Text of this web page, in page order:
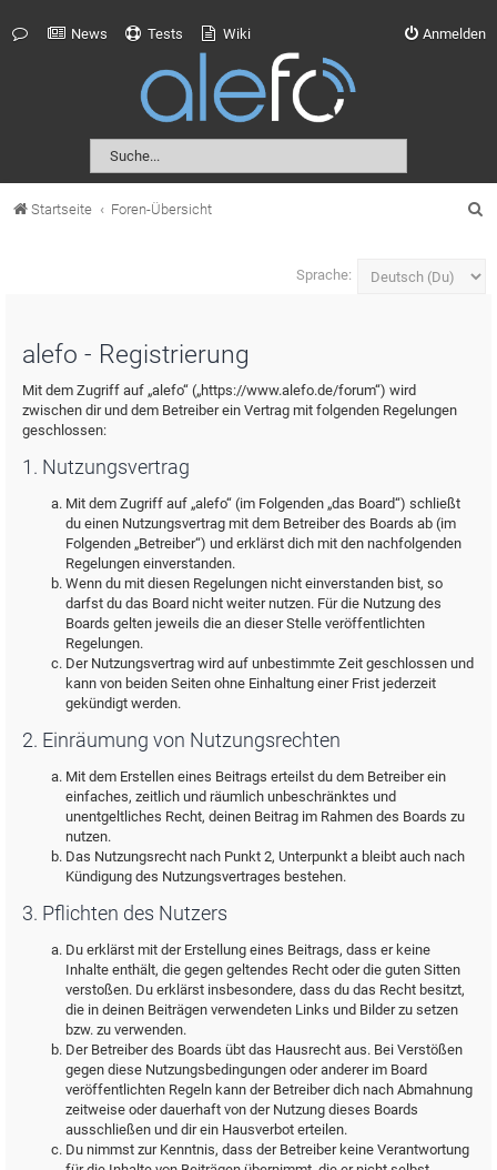
News Tests Wiki Anmelden
Startseite Foren-Übersicht
Sprache:
alefo - Registrierung
Mit dem Zugriff auf „alefo“ („https://www.alefo.de/forum“) wird
zwischen dir und dem Betreiber ein Vertrag mit folgenden Regelungen
geschlossen:
1. Nutzungsvertrag
Mit dem Zugriff auf „alefo“ (im Folgenden „das Board“) schließt
du einen Nutzungsvertrag mit dem Betreiber des Boards ab (im
Folgenden „Betreiber“) und erklärst dich mit den nachfolgenden
Regelungen einverstanden.
Wenn du mit diesen Regelungen nicht einverstanden bist, so
darfst du das Board nicht weiter nutzen. Für die Nutzung des
Boards gelten jeweils die an dieser Stelle veröffentlichten
Regelungen.
Der Nutzungsvertrag wird auf unbestimmte Zeit geschlossen und
kann von beiden Seiten ohne Einhaltung einer Frist jederzeit
gekündigt werden.
2. Einräumung von Nutzungsrechten
Mit dem Erstellen eines Beitrags erteilst du dem Betreiber ein
einfaches, zeitlich und räumlich unbeschränktes und
unentgeltliches Recht, deinen Beitrag im Rahmen des Boards zu
nutzen.
Das Nutzungsrecht nach Punkt 2, Unterpunkt a bleibt auch nach
Kündigung des Nutzungsvertrages bestehen.
3. Pflichten des Nutzers
Du erklärst mit der Erstellung eines Beitrags, dass er keine
Inhalte enthält, die gegen geltendes Recht oder die guten Sitten
verstoßen. Du erklärst insbesondere, dass du das Recht besitzt,
die in deinen Beiträgen verwendeten Links und Bilder zu setzen
bzw. zu verwenden.
Der Betreiber des Boards übt das Hausrecht aus. Bei Verstößen
gegen diese Nutzungsbedingungen oder anderer im Board
veröffentlichten Regeln kann der Betreiber dich nach Abmahnung
zeitweise oder dauerhaft von der Nutzung dieses Boards
ausschließen und dir ein Hausverbot erteilen.
Du nimmst zur Kenntnis, dass der Betreiber keine Verantwortung